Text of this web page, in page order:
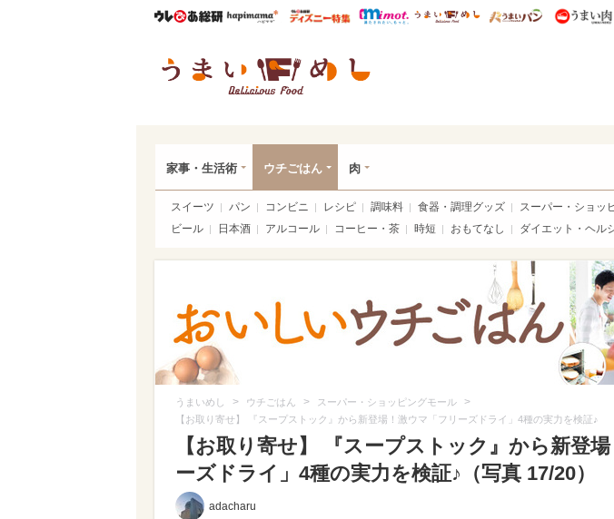
ウレぴあ総研ハピママ* ウレぴあ総研 ディズニー特集
mimot. うまいめし うまいパン
家事・生活術 ウチごはん 肉
スイーツ パン コンビニ レシピ 調味料 食器・調理グッズ スーパー・ショッ
ビール
日本酒 アルコール コーヒー・茶 時短 おもてなし ダイエット・ヘル
うまいめし > ウチごはん > スーパー・ショッピングモール >
【お取り寄せ】 『スープストック』から新登場！激ウマ「フリーズドライ」4種の実力を検証♪
【お取り寄せ】 『スープストック』から新登
ーズドライ」4種の実力を検証♪（写真 17/20）
adacharu